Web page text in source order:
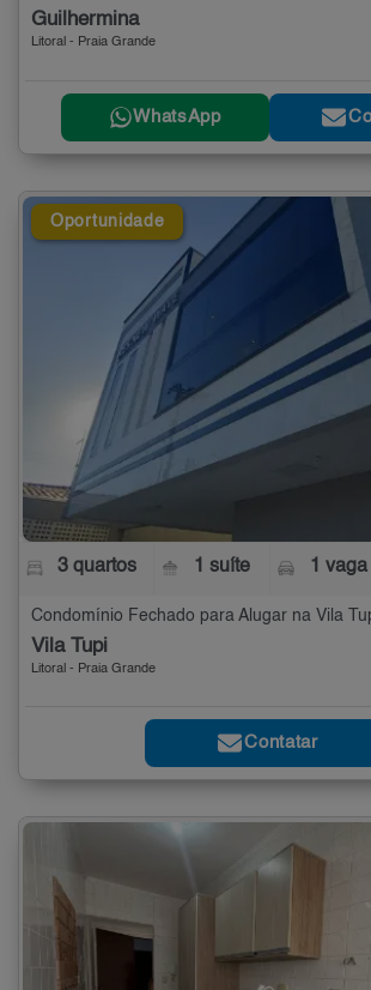
Guilhermina
Litoral - Praia Grande
WhatsApp
Oportunidade
3 quartos 1 suíte 1 vaga
Vila Tupi
Litoral - Praia Grande
Contatar